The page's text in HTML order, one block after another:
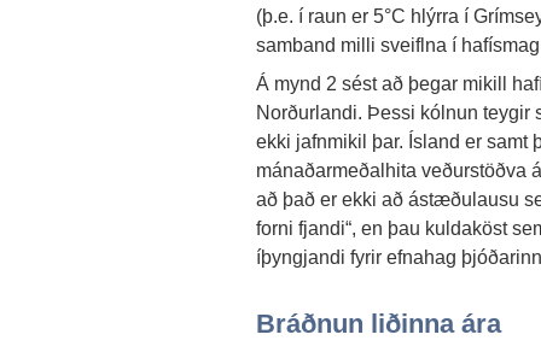
(þ.e. í raun er 5°C hlýrra í
samband milli sveiflna í
Á mynd 2 sést að þegar mikill
Norðurlandi. Þessi kólnun teygir
ekki jafnmikil þar. Ísland er samt
mánaðarmeðalhita veðurstöðva
að það er ekki að ástæðulausu
forni fjandi“, en þau kuldaköst
íþyngjandi fyrir efnahag
Bráðnun liðinna ára